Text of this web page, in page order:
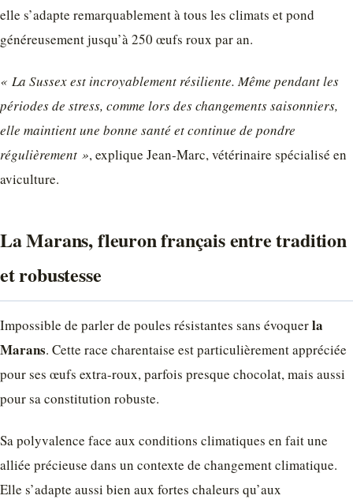
elle s’adapte remarquablement à tous les climats et pond
généreusement jusqu’à 250 œufs roux par an.
« La Sussex est incroyablement résiliente. Même pendant les
périodes de stress, comme lors des changements saisonniers,
elle maintient une bonne santé et continue de pondre
régulièrement », explique Jean-Marc, vétérinaire spécialisé en
aviculture.
La Marans, fleuron français entre tradition
et robustesse
Impossible de parler de poules résistantes sans évoquerla
Marans. Cette race charentaise est particulièrement appréciée
pour ses œufs extra-roux, parfois presque chocolat, mais aussi
pour sa constitution robuste.
Sa polyvalence face aux conditions climatiques en fait une
alliée précieuse dans un contexte de changement climatique.
Elle s’adapte aussi bien aux fortes chaleurs qu’aux